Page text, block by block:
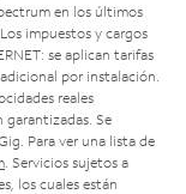
en los últimos
impuestos y cargos
se aplican tarifas
por instalación.
reales
Se
Para ver una lista de
. Servicios sujetos a
los cuales están